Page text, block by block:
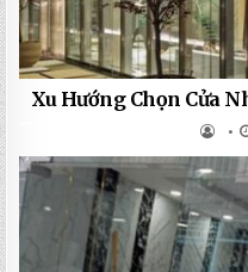
Xu Hướng Chọn Cửa